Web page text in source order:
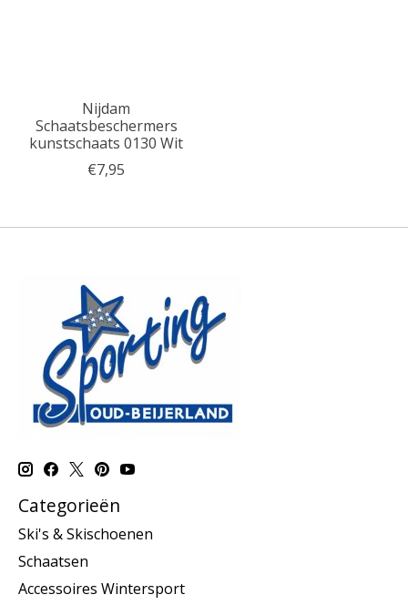
Nijdam
Schaatsbeschermers
kunstschaats 0130 Wit
€7,95
Categorieën
Ski's & Skischoenen
Schaatsen
Accessoires Wintersport